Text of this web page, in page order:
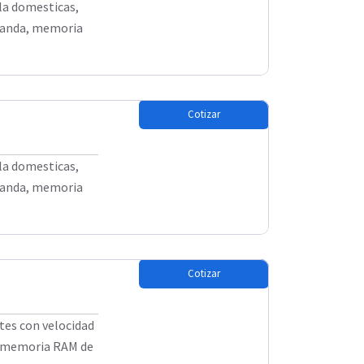
domesticas,
memoria
domesticas,
memoria
Cotizar
con velocidad
RAM de
Cotizar